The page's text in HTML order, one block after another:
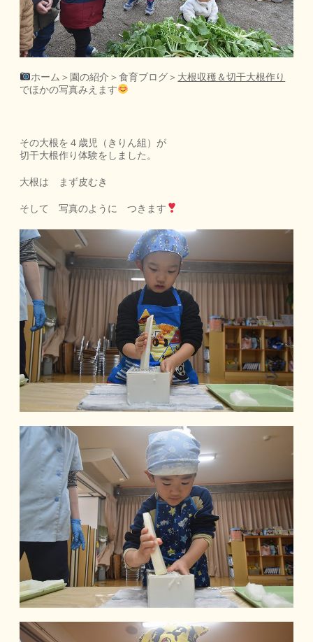
ホーム＞園の紹介＞食育ブログ＞ 大根収穫＆切干大根作り
でほかの写真みえます
その大根を４歳児（きりん組）が
切干大根作り体験をしました。
大根は まず皮むき
そして 写真のように つきます